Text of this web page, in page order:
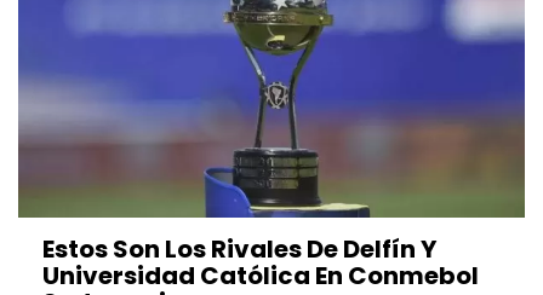
Estos Son Los Rivales De Delfín Y
Universidad Católica En Conmebol